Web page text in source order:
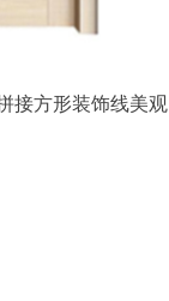
接方形装饰线美观